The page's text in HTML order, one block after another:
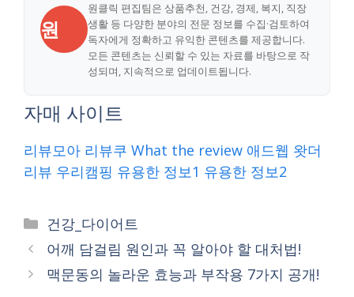
원
원클릭 편집팀은 상품추천, 건강, 경제, 복지, 직장
생활 등 다양한 분야의 전문 정보를 수집·검토하여
독자에게 정확하고 유익한 콘텐츠를 제공합니다.
모든 콘텐츠는 신뢰할 수 있는 자료를 바탕으로 작
성되며, 지속적으로 업데이트됩니다.
자매 사이트
리뷰모아 리뷰쿠 What the review 애드웹 왓더
리뷰 우리캠핑 유용한 정보1 유용한 정보2
Categories
건강_다이어트
어깨 담걸림 원인과 꼭 알아야 할 대처법!
맥문동의 놀라운 효능과 부작용 7가지 공개!